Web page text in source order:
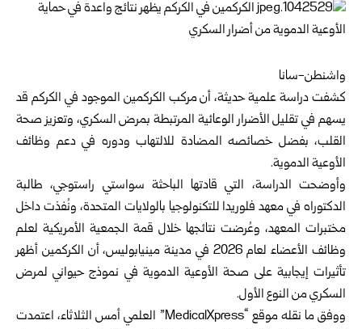
واشنطن-سانا
كشفت دراسة علمية حديثة، أن مركب الكركمين الموجود في الكركم قد
يسهم في تقليل الأضرار الوعائية المرتبطة بمرض السكري، وتعزيز صحة
القلب، بفضل خصائصه المضادة للالتهاب ودوره في دعم وظائف
الأوعية الدموية.
وأوضحت الدراسة، التي قادتها الباحثة سواستي راستوجي، طالبة
الدكتوراه في معهد فلوريدا للتكنولوجيا بالولايات المتحدة، ونُفذت داخل
مختبرات المعهد، وعُرضت نتائجها خلال قمة الجمعية الأمريكية لعلم
وظائف الأعضاء لعام 2026 في مدينة مينيابوليس، أن الكركمين أظهر
تأثيرات إيجابية على صحة الأوعية الدموية في نموذج حيواني لمرض
السكري من النوع الأول.
ووفق ما نقله موقع “MedicalXpress” العلمي أمس الثلاثاء، اعتمدت